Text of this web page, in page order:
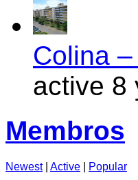
Colina
active 8
Membros
Newest Active Popular